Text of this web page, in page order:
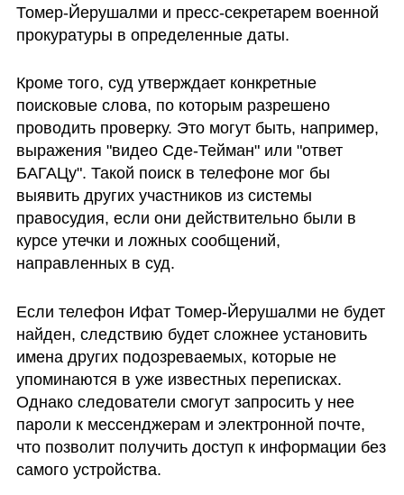
Томер-Йерушалми и пресс-секретарем военной
прокуратуры в определенные даты.
Кроме того, суд утверждает конкретные
поисковые слова, по которым разрешено
проводить проверку. Это могут быть, например,
выражения "видео Сде-Тейман" или "ответ
БАГАЦу". Такой поиск в телефоне мог бы
выявить других участников из системы
правосудия, если они действительно были в
курсе утечки и ложных сообщений,
направленных в суд.
Если телефон Ифат Томер-Йерушалми не будет
найден, следствию будет сложнее установить
имена других подозреваемых, которые не
упоминаются в уже известных переписках.
Однако следователи смогут запросить у нее
пароли к мессенджерам и электронной почте,
что позволит получить доступ к информации без
самого устройства.